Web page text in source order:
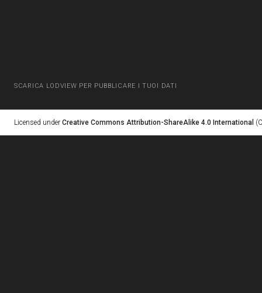
SCARICA LODVIEW PER PUBBLICARE I TUOI DATI
Licensed under Creative Commons Attribution-ShareAlike 4.0 International